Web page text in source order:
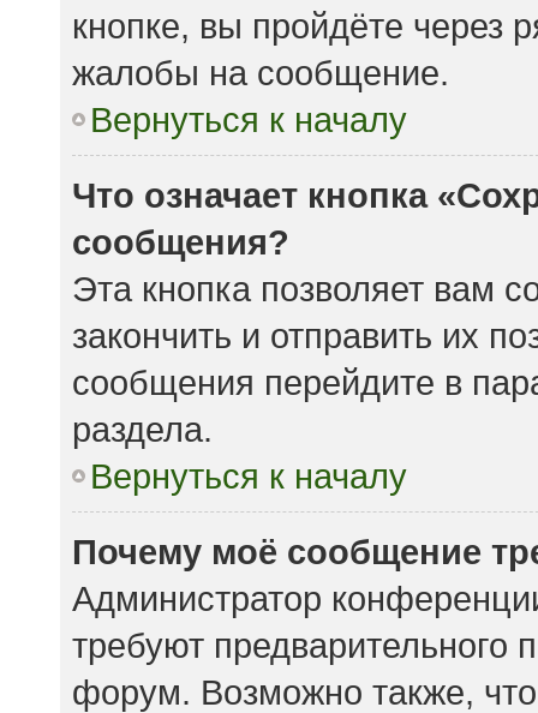
кнопке, вы пройдёте через
жалобы на сообщение.
Вернуться к началу
Что означает кнопка
сообщения?
Эта кнопка позволяет вам
закончить и отправить их
сообщения перейдите в
раздела.
Вернуться к началу
Почему моё сообщение
Администратор
требуют предварительного
форум. Возможно также,